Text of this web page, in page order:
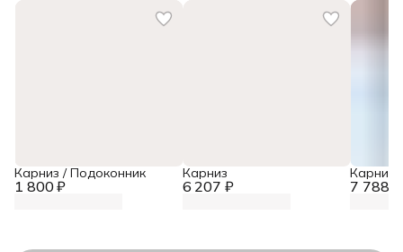
1 800 ₽
Карниз / Подоконник
6 207 ₽
Карниз
7 788 ₽
Карниз